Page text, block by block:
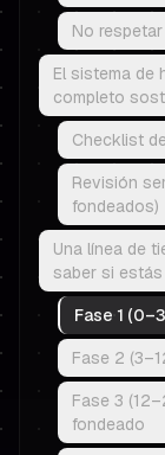
No
El sistema de
completo
Checklist
Revisión
fondeados)
Una línea de
saber si
Fase 1
Fase 2
Fase 3
fondeado